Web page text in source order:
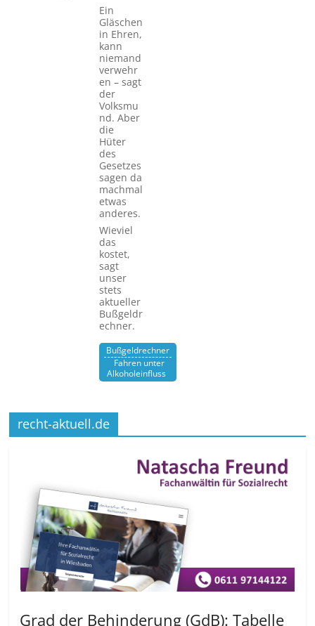
Ein
Gläschen
in Ehren,
kann
niemand
verwehr
en – sagt
der
Volksmu
nd. Aber
die
Hüter
des
Gesetzes
sagen da
machmal
etwas
anderes.
Wieviel
das
kostet,
sagt
unser
stets
aktueller
Bußgeldr
echner.
Bußgeldrechner
Fahren unter
Alkoholeinfluss
recht-aktuell.de
Grad der Behinderung (GdB): Tabelle